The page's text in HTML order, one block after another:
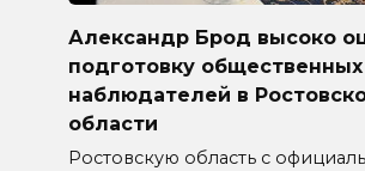
Александр Брод высоко
подготовку общественных
наблюдателей в
области
Ростовскую область с